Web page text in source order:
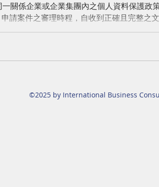
關係企業或企業集團內之個人資料保護政
請案件之審理時程，自收到正確且完整之
文件之完整性而有所不同。
©2025 by International Business